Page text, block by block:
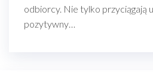
odbiorcy. Nie tylko przyciągają
pozytywny…